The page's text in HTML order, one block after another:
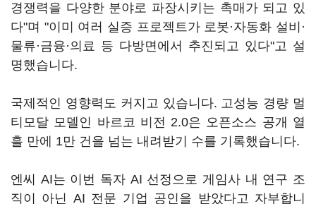
경쟁력을 다양한 분야로 파장시키는 촉매가 되고 있
다"며 "이미 여러 실증 프로젝트가 로봇·자동화 설비·
물류·금융·의료 등 다방면에서 추진되고 있다"고 설
명했습니다.
국제적인 영향력도 커지고 있습니다. 고성능 경량 멀
티모달 모델인 바르코 비전 2.0은 오픈소스 공개 열
흘 만에 1만 건을 넘는 내려받기 수를 기록했습니다.
엔씨 AI는 이번 독자 AI 선정으로 게임사 내 연구 조
직이 아닌 AI 전문 기업 공인을 받았다고 자부합니